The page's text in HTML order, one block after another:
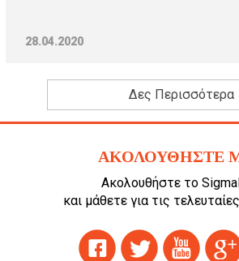
28.04.2020
Δες Περισσότερα
ΑΚΟΛΟΥΘΗΣΤΕ
Ακολουθήστε το
και μάθετε για τις